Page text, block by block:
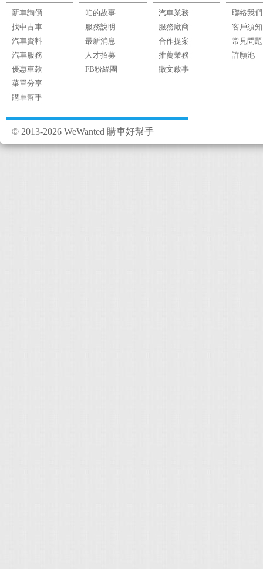
年 手機號碼：0978-
處 坐看雲起時 客戶為
話要對準客戶說嗎?
新車詢價
找中古車
汽車資料
汽車服務
優惠車款
菜單分享
購車幫手
咱的故事
服務說明
最新消息
人才招募
FB粉絲團
汽車業務
服務廠商
合作提案
推薦業務
徵文啟事
聯絡我們
客戶須知
常見問題
許願池
© 2013-2026 WeWanted 購車好幫手